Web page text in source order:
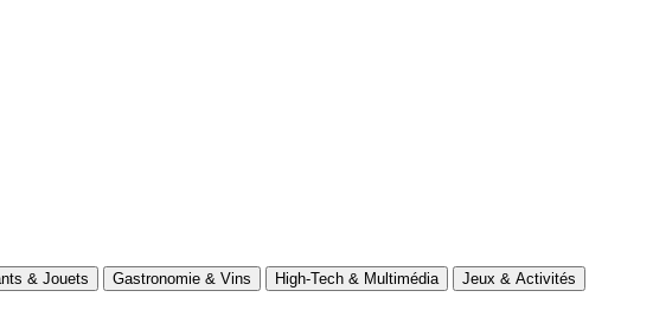
& Jouets Gastronomie & Vins High-Tech & Multimédia
Jeux & Activités